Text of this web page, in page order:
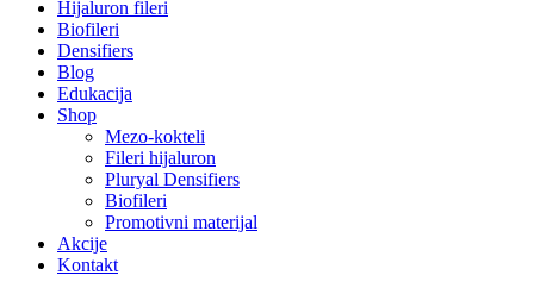
Hijaluron fileri
Biofileri
Densifiers
Blog
Edukacija
Shop
Mezo-kokteli
Fileri hijaluron
Pluryal Densifiers
Biofileri
Promotivni materijal
Akcije
Kontakt